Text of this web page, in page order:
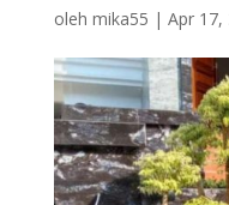
oleh mika55 | Apr 17,